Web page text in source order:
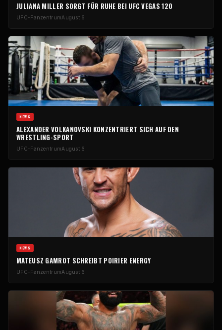
JULIANA MILLER SORGT FÜR RUHE BEI UFC VEGAS 120
UFC-FanzentrumAugust 6
NEWS
ALEXANDER VOLKANOVSKI KONZENTRIERT SICH AUF DEN
WRESTLING-SPORT
UFC-FanzentrumAugust 6
NEWS
MATEUSZ GAMROT SCHREIBT POIRIER ENERGY
UFC-FanzentrumAugust 6